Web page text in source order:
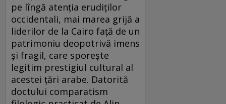
pe lîngă atenția erudiților
occidentali, mai marea grijă a
liderilor de la Cairo față de un
patrimoniu deopotrivă imens
și fragil, care sporește
legitim prestigiul cultural al
acestei țări arabe. Datorită
doctului comparatism